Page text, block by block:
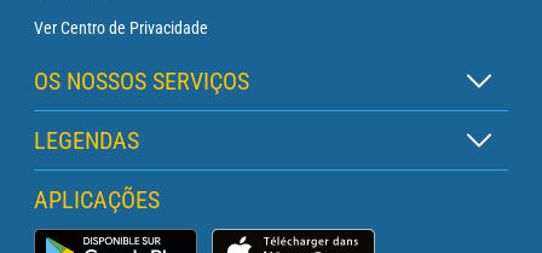
Ver Centro de Privacidade
OS NOSSOS SERVIÇOS
Assinatura Zen
Assinatura Boia
Assinatura Cruzeiro
LEGENDAS
Legenda dos mapas
Legenda dos pictogramas
APLICAÇÕES